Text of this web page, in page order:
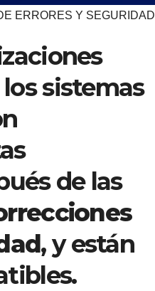
ERRORES Y SEGURIDAD
sistemas
de las
, y están